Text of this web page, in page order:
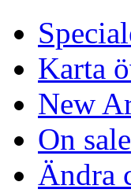
Karta
New
On sale
Ändra